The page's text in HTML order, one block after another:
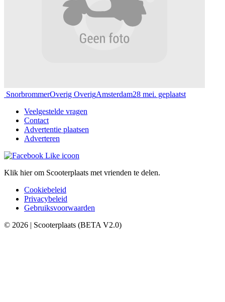
SnorbrommerOverig OverigAmsterdam28 mei. geplaatst
Veelgestelde vragen
Contact
Advertentie plaatsen
Adverteren
Klik hier om Scooterplaats met vrienden te delen.
Cookiebeleid
Privacybeleid
Gebruiksvoorwaarden
© 2026 | Scooterplaats (BETA V2.0)